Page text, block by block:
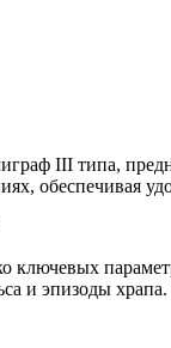
III типа,
обеспечивая
ключевых
и эпизоды